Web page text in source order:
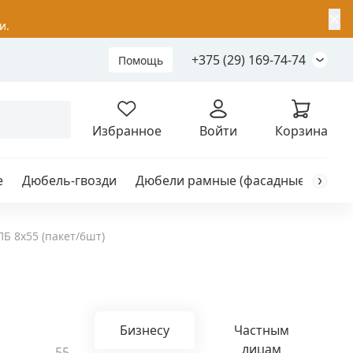
Помощь +375 (29) 169-74-74
Избранное Войти Корзина
Дюбель-гвозди Дюбели рамные (фасадные)
8х55 (пакет/6шт)
Бизнесу
Частным
лицам